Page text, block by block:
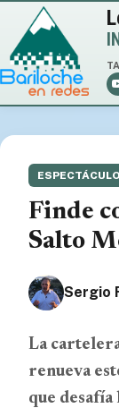
Finde
Salto
Sergio
La
renueva
que